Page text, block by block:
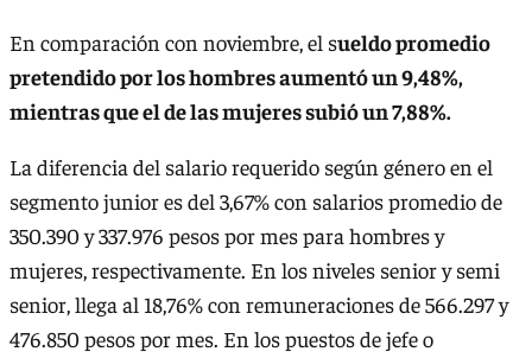
En comparación con noviembre, el sueldo promedio
pretendido por los hombres aumentó un 9,48%,
mientras que el de las mujeres subió un 7,88%.
La diferencia del salario requerido según género en el
segmento junior es del 3,67% con salarios promedio de
350.390 y 337.976 pesos por mes para hombres y
mujeres, respectivamente. En los niveles senior y semi
senior, llega al 18,76% con remuneraciones de 566.297 y
476.850 pesos por mes. En los puestos de jefe o